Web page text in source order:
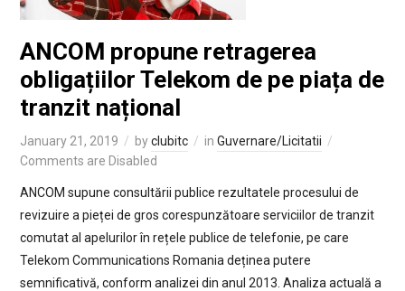
ANCOM propune retragerea
obligațiilor Telekom de pe piața de
tranzit național
January 21, 2019 byclubitc in Guvernare/Licitatii
Comments are Disabled
ANCOM supune consultării publice rezultatele procesului de
revizuire a pieței de gros corespunzătoare serviciilor de tranzit
comutat al apelurilor în rețele publice de telefonie, pe care
Telekom Communications Romania deținea putere
semnificativă, conform analizei din anul 2013. Analiza actuală a